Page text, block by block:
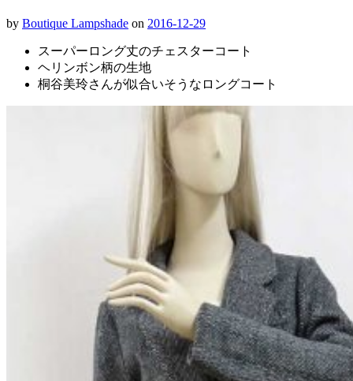
by Boutique Lampshade on 2016-12-29
スーパーロング丈のチェスターコート
ヘリンボン柄の生地
桐谷美玲さんが似合いそうなロングコート